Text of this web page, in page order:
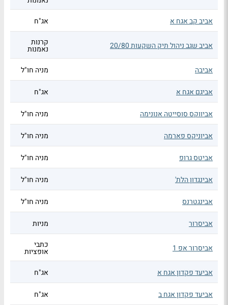
אביב קב אגח א
אג"ח
אביב שגב ניהול תיק השקעות 20/80 קרנות
נאמנות
אביבה
מניה חו"ל
אביגם אגח א אג"ח
אביווקס סוסייטה אנונימה מניה חו"ל
אביוניקס פארמה מניה חו"ל
אביטס גרופ מניה חו"ל
אבינגדון הלת' מניה חו"ל
אבינגטרנס מניה חו"ל
אביסרור מניות
אביסרור אפ 1 כתבי
אופציות
אביעד פקדון אגח א
אג"ח
אביעד פקדון אגח ב אג"ח